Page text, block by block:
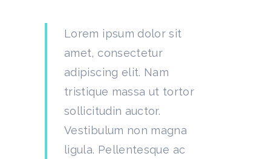
Lorem ipsum dolor sit
amet, consectetur
adipiscing elit. Nam
tristique massa ut tortor
sollicitudin auctor.
Vestibulum non magna
ligula. Pellentesque ac